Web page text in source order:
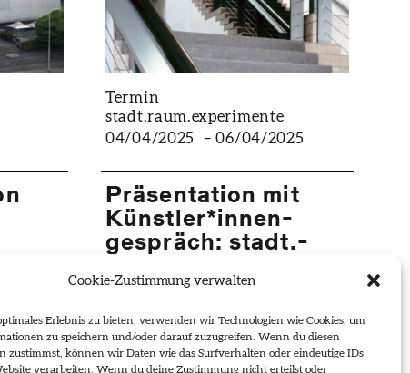
Cookie-Zustimmung verwalten
Erlebnis zu bieten, verwenden wir Technologien wie Cookies, um
zu speichern und/oder darauf zuzugreifen. Wenn du diesen
zustimmst, können wir Daten wie das Surfverhalten oder eindeutige IDs
verarbeiten. Wenn du deine Zustimmung nicht erteilst oder
Termin
stadt.raum.­experimente
04/04/2025
–06/04/2025
Präsentation mit
Künstler*­innen­
gespräch: stadt.­
2024/25